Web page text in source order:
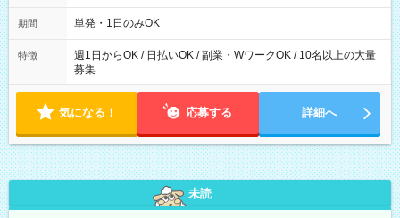
～21：00
期間 単発・1日のみOK
特徴
週1日からOK / 日払いOK / 副業・WワークOK / 10名以上の大量
募集
気になる！ 応募する 詳細へ
未読